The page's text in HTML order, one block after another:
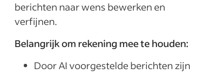
berichten naar wens bewerken en
verfijnen.
Belangrijk om rekening mee te houden:
Door AI voorgestelde berichten zijn